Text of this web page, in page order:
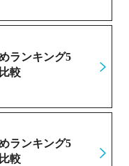
ランキング5
較
ランキング5
較